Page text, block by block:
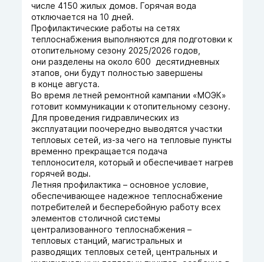
числе 4150 жилых домов. Горячая вода
отключается на 10 дней.
Профилактические работы на сетях
теплоснабжения выполняются для подготовки к
отопительному сезону 2025/2026 годов,
они разделены на около 600 десятидневных
этапов, они будут полностью завершены
в конце августа.
Во время летней ремонтной кампании «МОЭК»
готовит коммуникации к отопительному сезону.
Для проведения гидравлических из
эксплуатации поочередно выводятся участки
тепловых сетей, из-за чего на тепловые пункты
временно прекращается подача
теплоносителя, который и обеспечивает нагрев
горячей воды.
Летняя профилактика – основное условие,
обеспечивающее надежное теплоснабжение
потребителей и бесперебойную работу всех
элементов столичной системы
централизованного теплоснабжения –
тепловых станций, магистральных и
разводящих тепловых сетей, центральных и